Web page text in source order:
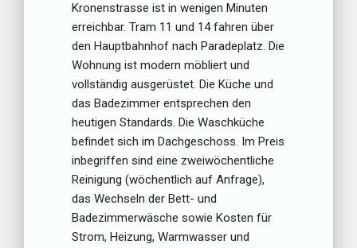
Kronenstrasse ist in wenigen Minuten
erreichbar. Tram 11 und 14 fahren über
den Hauptbahnhof nach Paradeplatz. Die
Wohnung ist modern möbliert und
vollständig ausgerüstet. Die Küche und
das Badezimmer entsprechen den
heutigen Standards. Die Waschküche
befindet sich im Dachgeschoss. Im Preis
inbegriffen sind eine zweiwöchentliche
Reinigung (wöchentlich auf Anfrage),
das Wechseln der Bett- und
Badezimmerwäsche sowie Kosten für
Strom, Heizung, Warmwasser und